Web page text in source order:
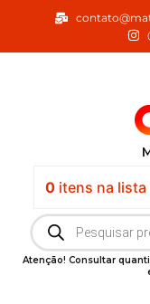
o
0itens na lista
Pesquisar
produtos
Atenção! Consultar